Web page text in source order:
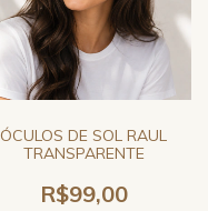
ÓCULOS DE SOL RAUL
TRANSPARENTE
R$99,00